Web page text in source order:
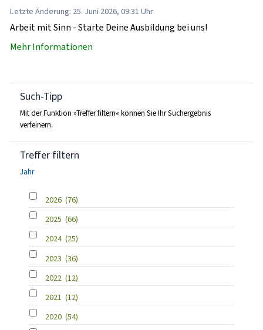
Letzte Änderung: 25. Juni 2026, 09:31 Uhr
Arbeit mit Sinn - Starte Deine Ausbildung bei uns!
Mehr Informationen
Such-Tipp
Mit der Funktion »Treffer filtern« können Sie Ihr Suchergebnis
verfeinern.
Treffer filtern
Jahr
2026 (76)
2025 (66)
2024 (25)
2023 (36)
2022 (12)
2021 (12)
2020 (54)